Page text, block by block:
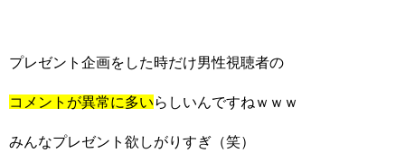
プレゼント企画をした時だけ男性視聴者の
コメントが異常に多いらしいんですねｗｗｗ
みんなプレゼント欲しがりすぎ（笑）